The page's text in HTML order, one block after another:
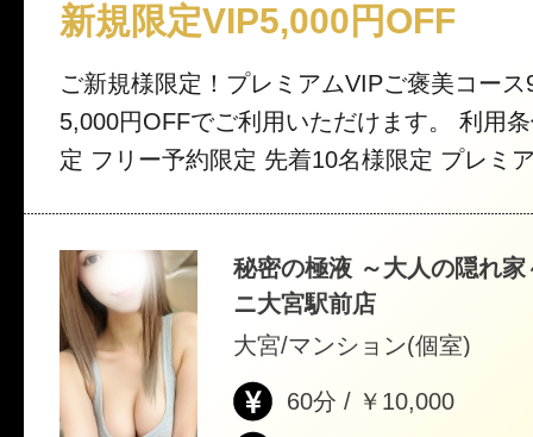
新規限定VIP5,000円OFF
ご新規様限定！プレミアムVIPご褒美コー
5,000円OFFでご利用いただけます。 利用条件 ご新規様限
定 フリー予約限定 先着10名様限定 プレミ
秘密の極液 ～大人の隠れ
ニ大宮駅前店
大宮/マンション(個室)
60分 / ￥10,000